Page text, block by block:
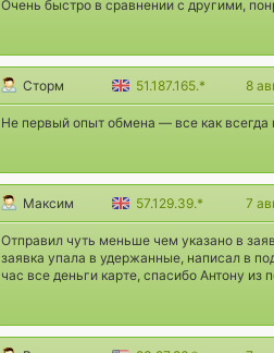
Очень быстро в сравнении с другими,
Сторм 51.187.165.* 8
Не первый опыт обмена — все как
Максим 57.129.39.* 7
Отправил чуть меньше чем указано в
заявка упала в удержанные, написал в
час все деньги карте, спасибо Антону из